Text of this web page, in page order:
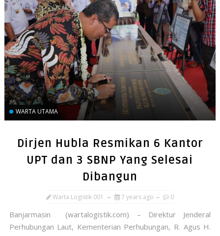
WARTA UTAMA
Dirjen Hubla Resmikan 6 Kantor
UPT dan 3 SBNP Yang Selesai
Dibangun
Warta Logistik 001 7 years ago 0
Banjarmasin (wartalogistik.com) – Direktur Jenderal
Perhubungan Laut, Kementerian Perhubungan, R. Agus H.